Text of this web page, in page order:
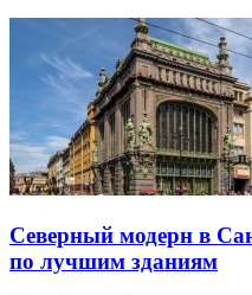
Северный модерн в
по лучшим зданиям